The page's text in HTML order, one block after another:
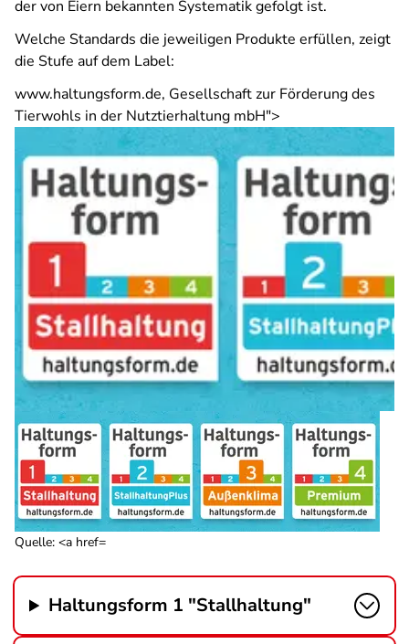
der von Eiern bekannten Systematik gefolgt ist.
Welche Standards die jeweiligen Produkte erfüllen, zeigt
die Stufe auf dem Label:
www.haltungsform.de, Gesellschaft zur Förderung des
Tierwohls in der Nutztierhaltung mbH">
Quelle: <a href=
Haltungsform 1 "Stallhaltung"